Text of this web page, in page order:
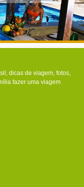
dicas de viagem, fotos,
fazer uma viagem